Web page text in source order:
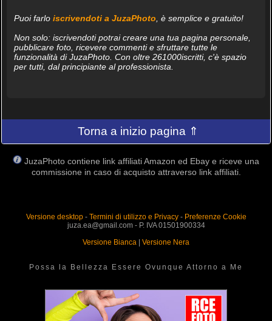
Puoi farlo iscrivendoti a JuzaPhoto , è semplice e gratuito!
Non solo: iscrivendoti potrai creare una tua pagina personale,
pubblicare foto, ricevere commenti e sfruttare tutte le
funzionalità di JuzaPhoto. Con oltre 261000iscritti, c'è spazio
per tutti, dal principiante al professionista.
Torna a inizio pagina ⇑
JuzaPhoto contiene link affiliati Amazon ed Ebay e riceve una
commissione in caso di acquisto attraverso link affiliati.
Versione desktop- Termini di utilizzo e Privacy- Preferenze Cookie
juza.ea@gmail.com - P. IVA 01501900334
Versione Bianca
Versione Nera
Possa la Bellezza Essere Ovunque Attorno a Me